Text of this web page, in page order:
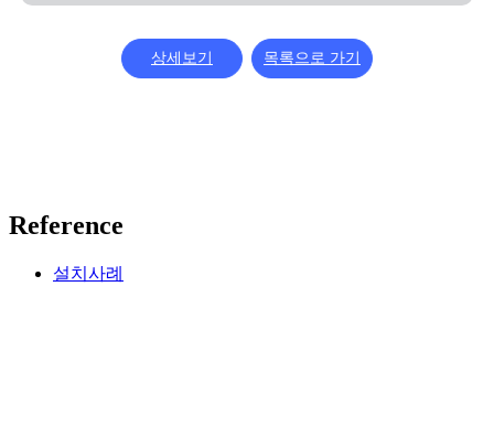
상세보기 목록으로 가기
Reference
설치사례